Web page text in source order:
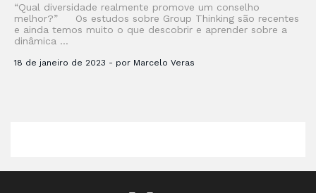
“Qual diversidade realmente promove um conselho
melhor?” Os estudos sobre Group Thinking são recentes
e ainda temos muito o que descobrir e aprender sobre a
dinâmica …
18 de janeiro de 2023 - por Marcelo Veras